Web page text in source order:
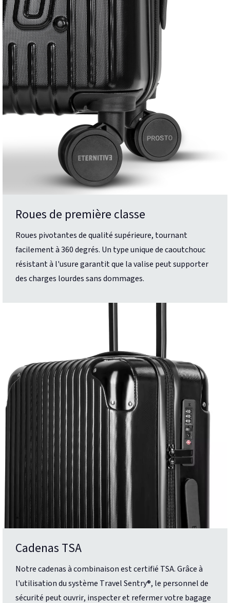
Roues de première classe
Roues pivotantes de qualité supérieure, tournant
facilement à 360 degrés. Un type unique de caoutchouc
résistant à l'usure garantit que la valise peut supporter
des charges lourdes sans dommages.
Cadenas TSA
Notre cadenas à combinaison est certifié TSA. Grâce à
l'utilisation du système Travel Sentry®, le personnel de
sécurité peut ouvrir, inspecter et refermer votre bagage